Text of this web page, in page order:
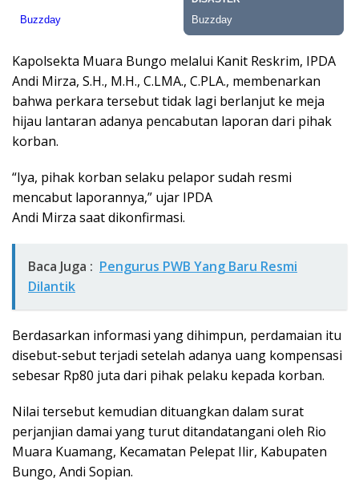
Kapolsekta Muara Bungo melalui Kanit Reskrim, IPDA
Andi Mirza, S.H., M.H., C.LMA., C.PLA., membenarkan
bahwa perkara tersebut tidak lagi berlanjut ke meja
hijau lantaran adanya pencabutan laporan dari pihak
korban.
“Iya, pihak korban selaku pelapor sudah resmi
mencabut laporannya,” ujar IPDA
Andi Mirza saat dikonfirmasi.
Baca Juga : Pengurus PWB Yang Baru Resmi
Dilantik
Berdasarkan informasi yang dihimpun, perdamaian itu
disebut-sebut terjadi setelah adanya uang kompensasi
sebesar Rp80 juta dari pihak pelaku kepada korban.
Nilai tersebut kemudian dituangkan dalam surat
perjanjian damai yang turut ditandatangani oleh Rio
Muara Kuamang, Kecamatan Pelepat Ilir, Kabupaten
Bungo, Andi Sopian.